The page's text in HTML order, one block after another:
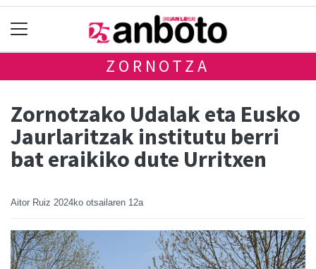
ZORNOTZA
Zornotzako Udalak eta Eusko
Jaurlaritzak institutu berri
bat eraikiko dute Urritxen
Aitor Ruiz 2024ko otsailaren 12a